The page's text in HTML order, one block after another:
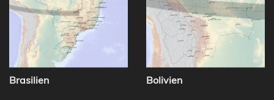
Brasilien Bolivien